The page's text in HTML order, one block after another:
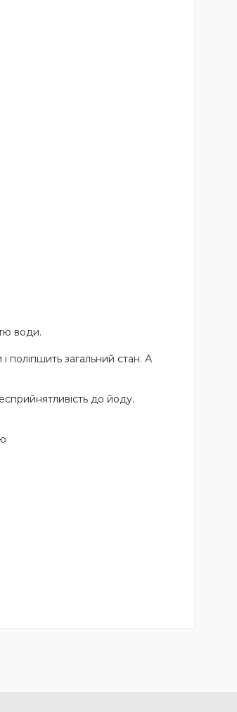
води.
поліпшить загальний стан. А
до йоду.